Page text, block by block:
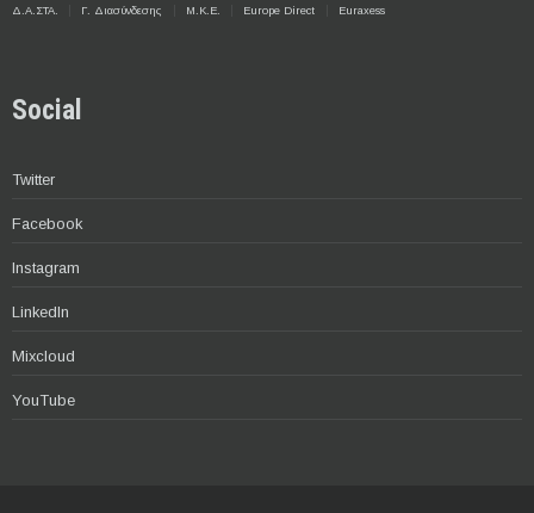
Δ.Α.ΣΤΑ. Γ. Διασύνδεσης Μ.Κ.Ε. Europe Direct Euraxess
Social
Twitter
Facebook
Instagram
LinkedIn
Mixcloud
YouTube